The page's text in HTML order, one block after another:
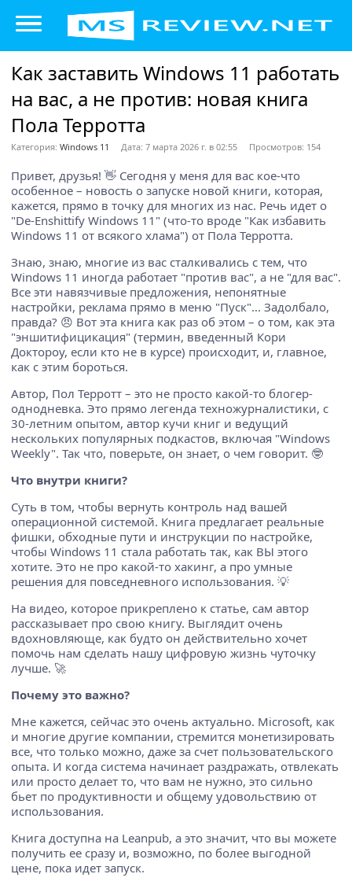
Как заставить Windows 11 работать
на вас, а не против: новая книга
Пола Терротта
Категория: Windows 11 Дата: 7 марта 2026 г. в 02:55 Просмотров: 154
Привет, друзья! 👋 Сегодня у меня для вас кое-что
особенное – новость о запуске новой книги, которая,
кажется, прямо в точку для многих из нас. Речь идет о
"De-Enshittify Windows 11" (что-то вроде "Как избавить
Windows 11 от всякого хлама") от Пола Терротта.
Знаю, знаю, многие из вас сталкивались с тем, что
Windows 11 иногда работает "против вас", а не "для вас".
Все эти навязчивые предложения, непонятные
настройки, реклама прямо в меню "Пуск"... Задолбало,
правда? 😠 Вот эта книга как раз об этом – о том, как эта
"эншитифицикация" (термин, введенный Кори
Доктороу, если кто не в курсе) происходит, и, главное,
как с этим бороться.
Автор, Пол Терротт – это не просто какой-то блогер-
однодневка. Это прямо легенда техножурналистики, с
30-летним опытом, автор кучи книг и ведущий
нескольких популярных подкастов, включая "Windows
Weekly". Так что, поверьте, он знает, о чем говорит. 🤓
Что внутри книги?
Суть в том, чтобы вернуть контроль над вашей
операционной системой. Книга предлагает реальные
фишки, обходные пути и инструкции по настройке,
чтобы Windows 11 стала работать так, как ВЫ этого
хотите. Это не про какой-то хакинг, а про умные
решения для повседневного использования. 💡
На видео, которое прикреплено к статье, сам автор
рассказывает про свою книгу. Выглядит очень
вдохновляюще, как будто он действительно хочет
помочь нам сделать нашу цифровую жизнь чуточку
лучше. 🚀
Почему это важно?
Мне кажется, сейчас это очень актуально. Microsoft, как
и многие другие компании, стремится монетизировать
все, что только можно, даже за счет пользовательского
опыта. И когда система начинает раздражать, отвлекать
или просто делает то, что вам не нужно, это сильно
бьет по продуктивности и общему удовольствию от
использования.
Книга доступна на Leanpub, а это значит, что вы можете
получить ее сразу и, возможно, по более выгодной
цене, пока идет запуск.